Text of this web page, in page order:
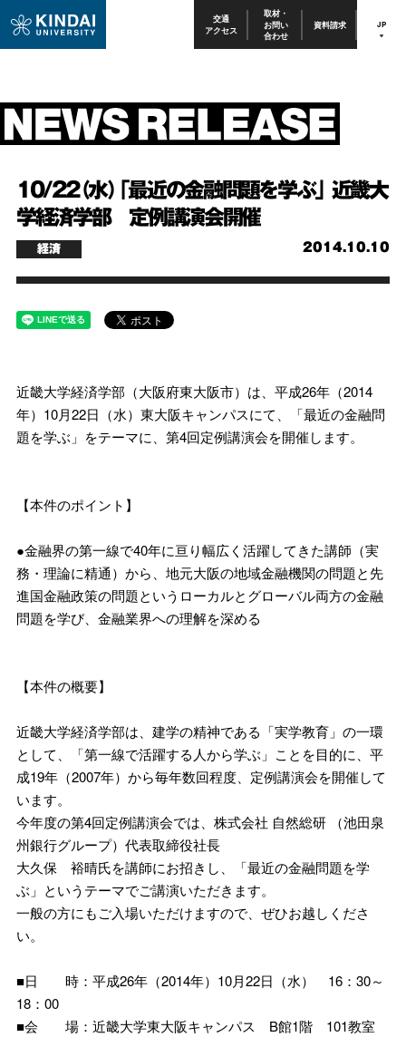
交通
アクセス
取材・
お問い
合わせ
資料請求 JP
10/22（水）「最近の金融問題を学ぶ」 近畿大
学経済学部 定例講演会開催
2014.10.10
経済
近畿大学経済学部（大阪府東大阪市）は、平成26年（2014
年）10月22日（水）東大阪キャンパスにて、「最近の金融問
題を学ぶ」をテーマに、第4回定例講演会を開催します。
【本件のポイント】
●金融界の第一線で40年に亘り幅広く活躍してきた講師（実
務・理論に精通）から、地元大阪の地域金融機関の問題と先
進国金融政策の問題というローカルとグローバル両方の金融
問題を学び、金融業界への理解を深める
【本件の概要】
近畿大学経済学部は、建学の精神である「実学教育」の一環
として、「第一線で活躍する人から学ぶ」ことを目的に、平
成19年（2007年）から毎年数回程度、定例講演会を開催して
います。
今年度の第4回定例講演会では、株式会社 自然総研 （池田泉
州銀行グループ）代表取締役社長
大久保 裕晴氏を講師にお招きし、「最近の金融問題を学
ぶ」というテーマでご講演いただきます。
一般の方にもご入場いただけますので、ぜひお越しくださ
い。
■日 時：平成26年（2014年）10月22日（水） 16：30～
18：00
■会 場：近畿大学東大阪キャンパス B館1階 101教室